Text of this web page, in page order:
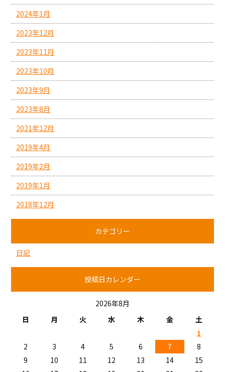
2024年1月
2023年12月
2023年11月
2023年10月
2023年9月
2023年8月
2021年12月
2019年4月
2019年2月
2019年1月
2018年12月
カテゴリー
日記
投稿日カレンダー
2026年8月
日
月 火 水 木 金
土
1
2
3 4 5 6 7
8
9
10 11 12 13 14
15